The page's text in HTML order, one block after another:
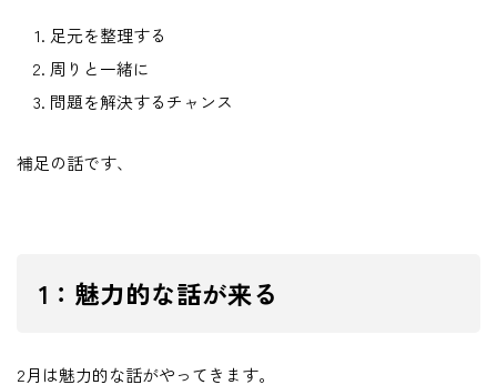
足元を整理する
周りと一緒に
問題を解決するチャンス
補足の話です、
1：魅力的な話が来る
2月は魅力的な話がやってきます。